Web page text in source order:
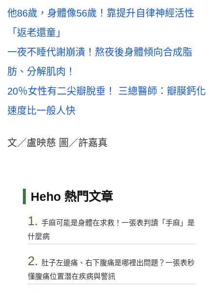
他86歲，身體像56歲！靠提升自律神經活性
「返老還童」
一夜不睡代謝崩潰！熬夜後身體傾向合成脂
肪、分解肌肉！
20％女性有二尖瓣脫垂！ 三總醫師：瓣膜鈣化
速度比一般人快
文／盧映慈 圖／許嘉真
Heho 熱門文章
1. 手麻可能是身體在求救！一張表判讀「手麻」是
什麼病
2. 肚子左邊痛、右下腹痛是哪裡出問題？一張表秒
懂腹痛位置潛在疾病與警訊